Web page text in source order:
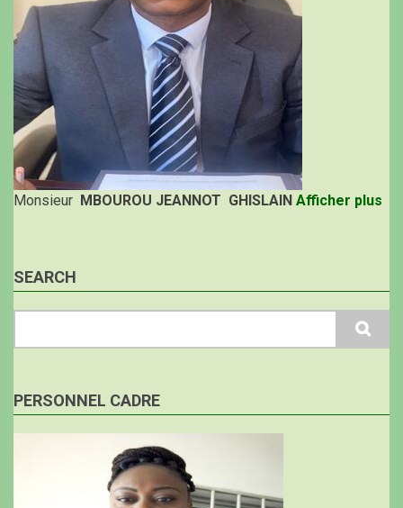
Monsieur MBOUROU JEANNOT GHISLAIN Afficher plus
SEARCH
PERSONNEL CADRE